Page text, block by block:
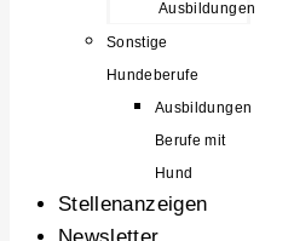
Ausbildungen
Sonstige
Hundeberufe
Ausbildungen
Berufe mit
Hund
Stellenanzeigen